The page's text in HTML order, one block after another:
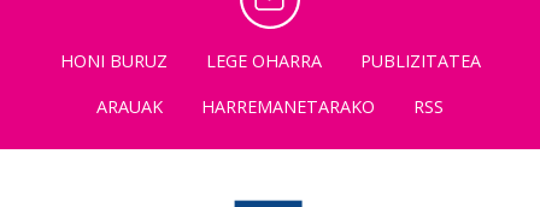
HONI BURUZ LEGE OHARRA
PUBLIZITATEA
ARAUAK
HARREMANETARAKO RSS